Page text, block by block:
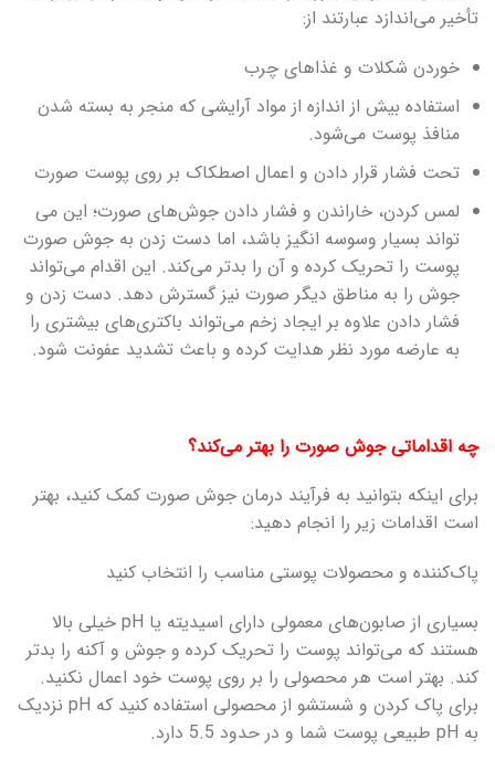
تأخیر می‌اندازد عبارتند از:
خوردن شکلات و غذاهای چرب
استفاده بیش از اندازه از مواد آرایشی که منجر به بسته شدن
منافذ پوست می‌شود.
تحت فشار قرار دادن و اعمال اصطکاک بر روی پوست صورت
لمس کردن، خاراندن و فشار دادن جوش‌های صورت؛ این می
تواند بسیار وسوسه‌ انگیز باشد، اما دست زدن به جوش صورت
پوست را تحریک کرده و آن را بدتر می‌کند. این اقدام می‌تواند
جوش را به مناطق دیگر صورت نیز گسترش دهد. دست زدن و
فشار دادن علاوه بر ایجاد زخم می‌تواند باکتری‌های بیشتری را
به عارضه مورد نظر هدایت کرده و باعث تشدید عفونت شود.
چه اقداماتی جوش صورت را بهتر می‌کند؟
برای اینکه بتوانید به فرآیند درمان جوش صورت کمک کنید، بهتر
است اقدامات زیر را انجام دهید:
پاک‌کننده و محصولات پوستی مناسب را انتخاب کنید
بسیاری از صابون‌های معمولی دارای اسیدیته یا pH خیلی بالا
هستند که می‌تواند پوست را تحریک کرده و جوش و آکنه را بدتر
کند. بهتر است هر محصولی را بر روی پوست خود اعمال نکنید.
برای پاک کردن و شستشو از محصولی استفاده کنید که pH نزدیک
به pH طبیعی پوست شما و در حدود 5.5 دارد.